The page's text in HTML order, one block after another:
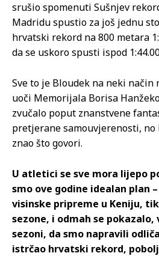
srušio spomenuti Sušnjev
Madridu spustio za još jednu
hrvatski rekord na 800 metara
da se uskoro spusti ispod
Sve to je Bloudek na neki način
uoči Memorijala Borisa
zvučalo poput znanstvene
pretjerane samouvjerenosti,
znao što govori.
U atletici se sve mora lijepo
smo ove godine idealan plan
visinske pripreme u Keniju,
sezone, i odmah se pokazalo,
sezoni, da smo napravili
istrčao hrvatski rekord,